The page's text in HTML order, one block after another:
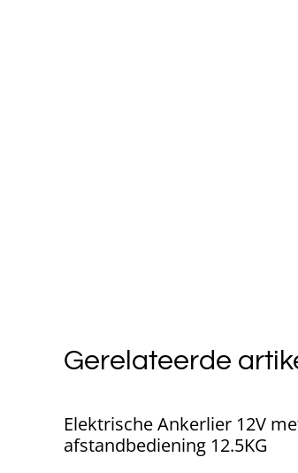
Gerelateerde
Elektrische Ankerlier 12V
afstandbediening 12.5KG